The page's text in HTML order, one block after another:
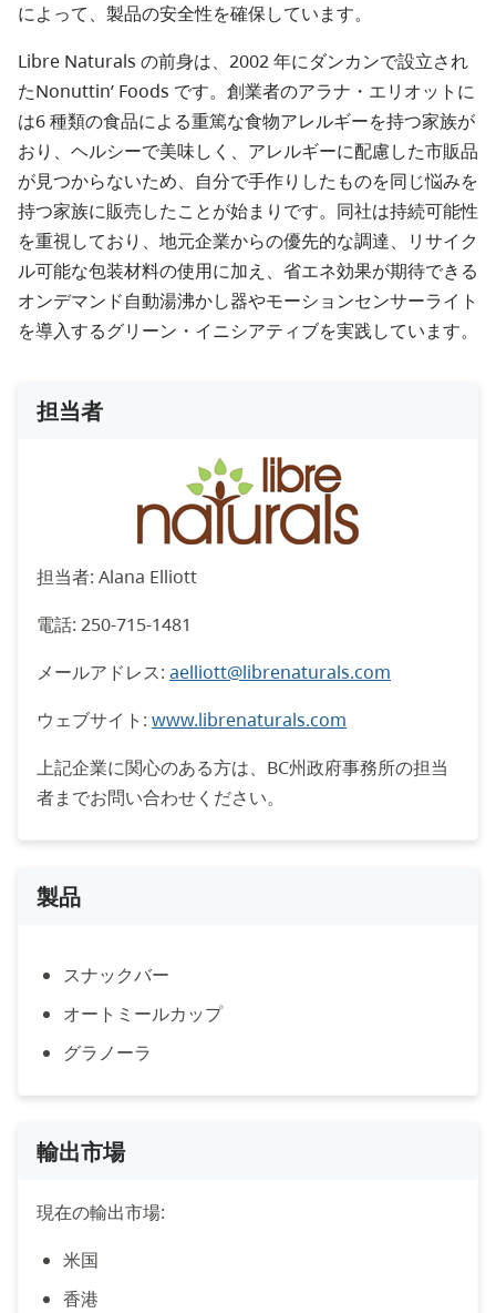
によって、製品の安全性を確保しています。
Libre Naturals の前身は、2002 年にダンカンで設立され
たNonuttin’ Foods です。創業者のアラナ・エリオットに
は6 種類の食品による重篤な食物アレルギーを持つ家族が
おり、ヘルシーで美味しく、アレルギーに配慮した市販品
が見つからないため、自分で手作りしたものを同じ悩みを
持つ家族に販売したことが始まりです。同社は持続可能性
を重視しており、地元企業からの優先的な調達、リサイク
ル可能な包装材料の使用に加え、省エネ効果が期待できる
オンデマンド自動湯沸かし器やモーションセンサーライト
を導入するグリーン・イニシアティブを実践しています。
担当者
担当者: Alana Elliott
電話: 250-715-1481
メールアドレス: aelliott@librenaturals.com
ウェブサイト: www.librenaturals.com
上記企業に関心のある方は、BC州政府事務所の担当
者までお問い合わせください。
製品
スナックバー
オートミールカップ
グラノーラ
輸出市場
現在の輸出市場:
米国
香港